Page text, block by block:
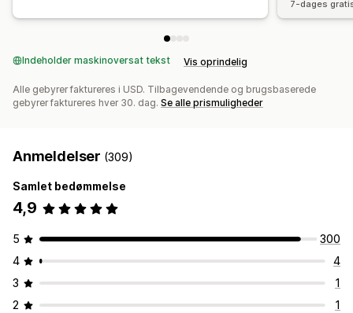
7-dages
Indeholder maskinoversat tekst Vis oprindelig
Alle gebyrer faktureres i USD. Tilbagevendende og brugsbaserede
gebyrer faktureres hver 30. dag. Se alle prismuligheder
Anmeldelser (309)
Samlet bedømmelse
4,9
5
300
4
4
3
1
2
1